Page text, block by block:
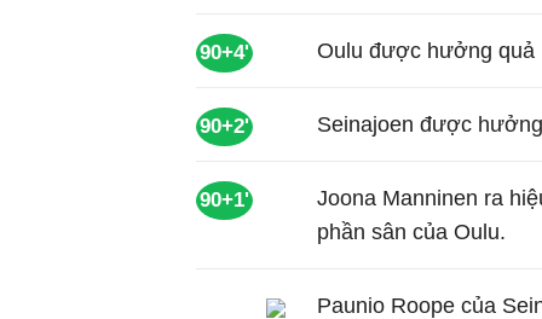
90+4' Oulu được hưởng quả
90+2' Seinajoen được
90+1'
Joona Manninen ra
phần sân của Oulu.
Paunio Roope của